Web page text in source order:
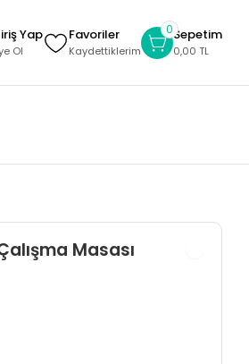
Yap
Ol
Favoriler
Kaydettiklerim
0Sepetim
0,00 TL
Masası